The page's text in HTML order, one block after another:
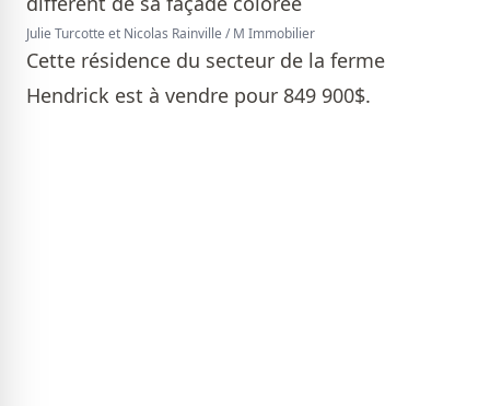
Julie Turcotte et Nicolas Rainville / M Immobilier
Cette résidence du secteur de la ferme
Hendrick est à vendre pour 849 900$.